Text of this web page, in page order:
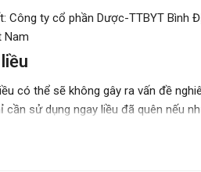
Công ty cổ phần Dược-TTBYT Bình
Nam
có thể sẽ không gây ra vấn đề
cần sử dụng ngay liều đã quên nếu